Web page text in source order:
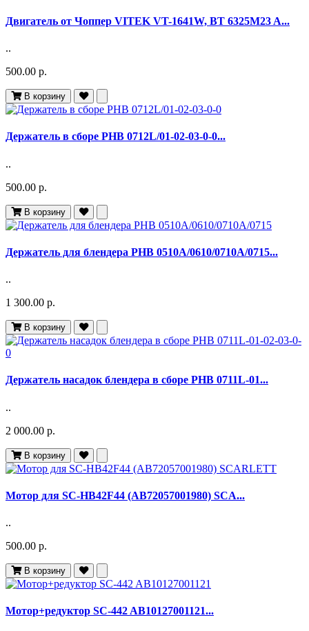
Двигатель от Чоппер VITEK VT-1641W, BT 6325M23 A...
..
500.00 р.
В корзину
Держатель в сборе PHB 0712L/01-02-03-0-0...
..
500.00 р.
В корзину
Держатель для блендера PHB 0510A/0610/0710A/0715...
..
1 300.00 р.
В корзину
Держатель насадок блендера в сборе PHB 0711L-01...
..
2 000.00 р.
В корзину
Мотор для SC-HB42F44 (AB72057001980) SCA...
..
500.00 р.
В корзину
Мотор+редуктор SC-442 AB10127001121...